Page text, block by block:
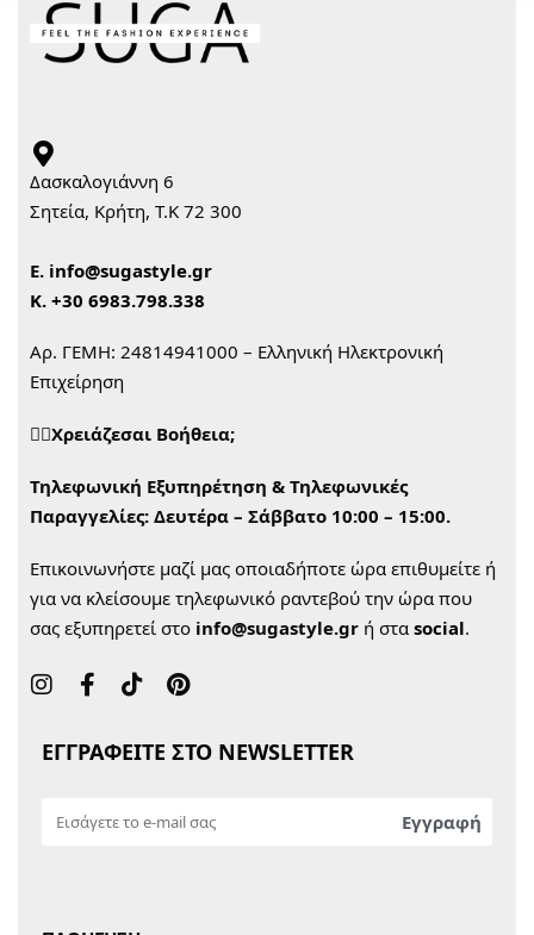
Δασκαλογιάννη 6
Σητεία, Κρήτη, Τ.Κ 72 300
Ε. info@sugastyle.gr
Κ. +30 6983.798.338
Αρ. ΓΕΜΗ: 24814941000 – Ελληνική Ηλεκτρονική
Επιχείρηση
🙋‍♀️Χρειάζεσαι Βοήθεια;
Τηλεφωνική Εξυπηρέτηση & Τηλεφωνικές
Παραγγελίες: Δευτέρα – Σάββατο 10:00 – 15:00.
Επικοινωνήστε μαζί μας οποιαδήποτε ώρα επιθυμείτε ή
για να κλείσουμε τηλεφωνικό ραντεβού την ώρα που
σας εξυπηρετεί στο info@sugastyle.gr ή στα social.
ΕΓΓΡΑΦΕΙΤΕ ΣΤΟ NEWSLETTER